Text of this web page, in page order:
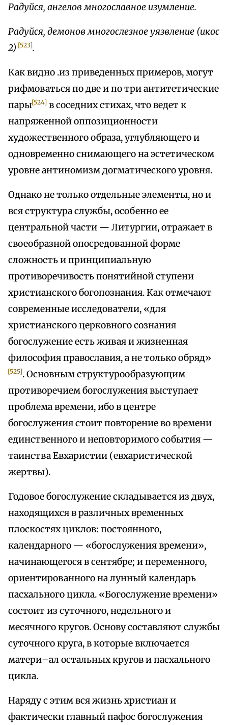
Радуйся, ангелов многославное изумление.
Радуйся, демонов многослезное уязвление (икос
2) [523].
Как видно .из приведенных примеров, могут
рифмоваться по две и по три антитетические
пары[524] в соседних стихах, что ведет к
напряженной оппозиционности
художественного образа, углубляющего и
одновременно снимающего на эстетическом
уровне антиномизм догматического уровня.
Однако не только отдельные элементы, но и
вся структура службы, особенно ее
центральной части — Литургии, отражает в
своеобразной опосредованной форме
сложность и принципиальную
противоречивость понятийной ступени
христианского богопознания. Как отмечают
современные исследователи, «для
христианского церковного сознания
богослужение есть живая и жизненная
философия православия, а не только обряд»
[525]. Основным структурообразующим
противоречием богослужения выступает
проблема времени, ибо в центре
богослужения стоит повторение во времени
единственного и неповторимого события —
таинства Евхаристии (евхаристической
жертвы).
Годовое богослужение складывается из двух,
находящихся в различных временных
плоскостях циклов: постоянного,
календарного — «богослужения времени»,
начинающегося в сентябре; и переменного,
ориентированного на лунный календарь
пасхального цикла. «Богослужение времени»
состоит из суточного, недельного и
месячного кругов. Основу составляют службы
суточного круга, в которые включается
матери–ал остальных кругов и пасхального
цикла.
Наряду с этим вся жизнь христиан и
фактически главный пафос богослужения